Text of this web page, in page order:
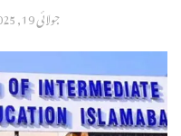
جولائی 19, 2025